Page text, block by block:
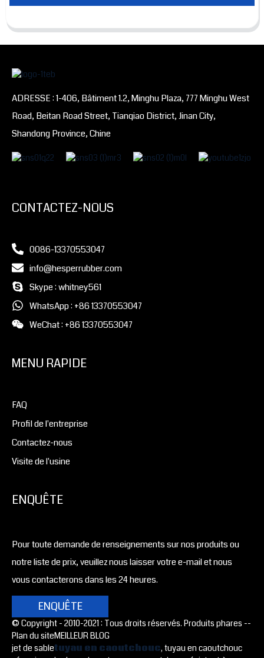
ADRESSE : 1-406, Bâtiment 1.2, Minghu Plaza, 777 Minghu West
Road, Beitan Road Street, Tianqiao District, Jinan City,
Shandong Province, Chine
CONTACTEZ-NOUS
0086-13370553047
info@hesperrubber.com
Skype : whitney561
WhatsApp : +86 13370553047
WeChat : +86 13370553047
MENU RAPIDE
FAQ
Profil de l'entreprise
Contactez-nous
Visite de l'usine
ENQUÊTE
Pour toute demande de renseignements sur nos produits ou
notre liste de prix, veuillez nous laisser votre e-mail et nous
vous contacterons dans les 24 heures.
ENQUÊTE
© Copyright - 2010-2021 : Tous droits réservés. Produits phares --
Plan du siteMEILLEUR BLOG
jet de sabletuyau en caoutchouc, tuyau en caoutchouc